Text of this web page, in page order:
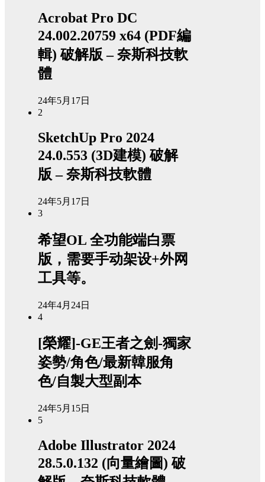
Acrobat Pro DC
24.002.20759 x64 (PDF編
輯) 破解版 – 奈斯科技軟
體
24年5月17日
2
SketchUp Pro 2024
24.0.553 (3D建模) 破解
版 – 奈斯科技軟體
24年5月17日
3
希望OL 全功能端白票
版，需要手动架设+外网
工具等。
24年4月24日
4
[榮耀]-GE王者之劍-獨家
姿勢/角色/最新韓服角
色/自製大型副本
24年5月15日
5
Adobe Illustrator 2024
28.5.0.132 (向量繪圖) 破